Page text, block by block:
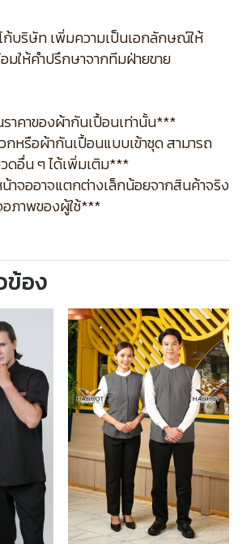
ก้บริษัท เพิ่มความเป็นเอกลักษณ์ให้
ให้คำปรึกษาจากทีมฝ่ายขาย
าคาของผ้ากันเปื้อนเท่านั้น***
หรือผ้ากันเปื้อนแบบเข้าชุด สามารถ
ดอื่น ๆ ได้เพิ่มเติม***
จออาจแตกต่างเล็กน้อยจากสินค้าจริง
ภาพของผู้ใช้***
ข้อง